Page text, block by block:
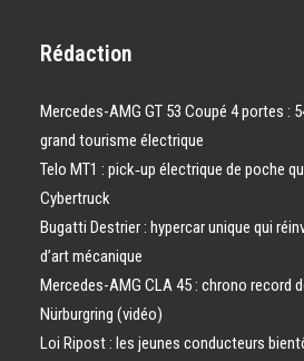
Rédaction
Mercedes-AMG GT 53 Coupé 4 portes :
grand tourisme électrique
Telo MT1 : pick‑up électrique de poche
Cybertruck
Bugatti Destrier : hypercar unique qui
d’art mécanique
Mercedes-AMG CLA 45 : chrono record
Nürburgring (vidéo)
Loi Ripost : les jeunes conducteurs